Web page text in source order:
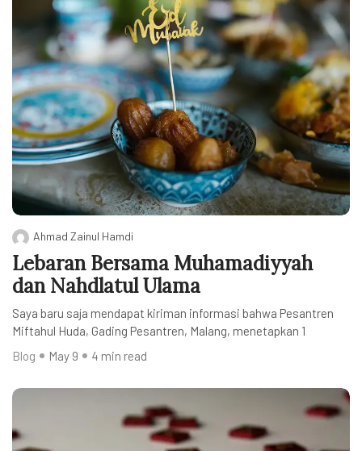
Ahmad Zainul Hamdi
Lebaran Bersama Muhamadiyyah
dan Nahdlatul Ulama
Saya baru saja mendapat kiriman informasi bahwa Pesantren
Miftahul Huda, Gading Pesantren, Malang, menetapkan 1
Blog
May 9 4 min read